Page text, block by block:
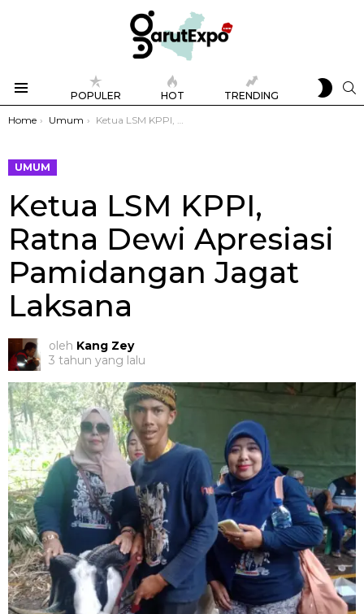
POPULER HOT TRENDING
SKIN
You are here:
Home Umum Ketua LSM KPPI, Ratna Dewi Apresiasi Pamidangan Jagat Laksana
UMUM
Ketua LSM KPPI,
Ratna Dewi Apresiasi
Pamidangan Jagat
Laksana
oleh Kang Zey
3 tahun yang lalu